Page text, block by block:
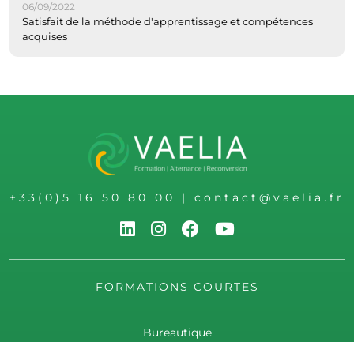
06/09/2022
Satisfait de la méthode d'apprentissage et compétences
acquises
+33(0)5 16 50 80 00 | contact@vaelia.fr
FORMATIONS COURTES
Bureautique